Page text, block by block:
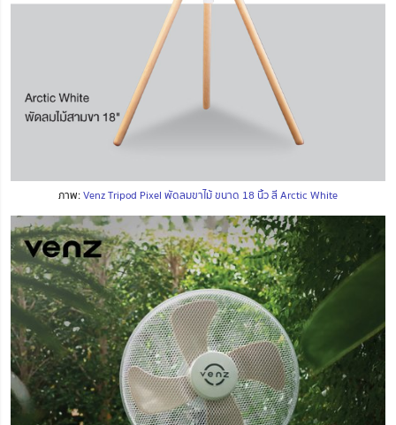
ภาพ:Venz Tripod Pixel พัดลมขาไม้ ขนาด 18 นิ้ว สี Arctic White